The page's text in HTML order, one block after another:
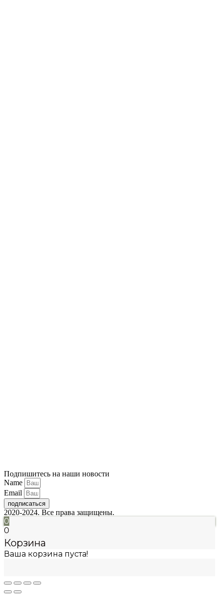
Подпишитесь на наши новости
Name
Email
подписаться
2020-2024. Все права защищены.
0
0
Корзина
Ваша корзина пуста!